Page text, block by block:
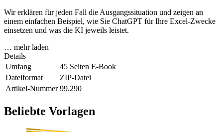
Wir erklären für jeden Fall die Ausgangssituation und zeigen an
einem einfachen Beispiel, wie Sie ChatGPT für Ihre Excel-Zwecke
einsetzen und was die KI jeweils leistet.
… mehr laden
Details
Umfang
45 Seiten E-Book
Dateiformat
ZIP-Datei
Artikel-Nummer 99.290
Beliebte Vorlagen